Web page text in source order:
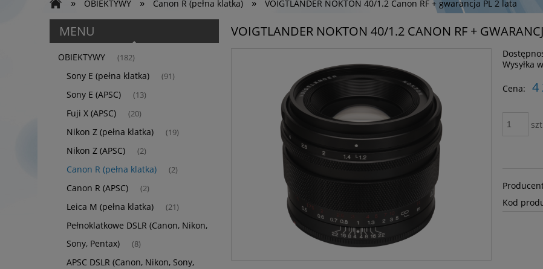
» OBIEKTYWY » Canon R (pełna klatka) » VOIGTLANDER NOKTON 40/1.2 Canon RF + gwarancja PL 2 lata
MENU
OBIEKTYWY (182)
Sony E (pełna klatka) (91)
Sony E (APSC) (13)
Fuji X (APSC) (20)
Nikon Z (pełna klatka) (19)
Nikon Z (APSC) (2)
Canon R (pełna klatka) (2)
Canon R (APSC) (2)
Leica M (pełna klatka) (21)
Pełnoklatkowe DSLR (Canon, Nikon,
Sony, Pentax)
(8)
APSC DSLR (Canon, Nikon, Sony,
VOIGTLANDER NOKTON 40/1.2 CANON RF +
Wysyłka
Cena: 4
Kod